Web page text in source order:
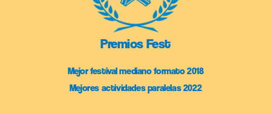
Premios Fest
Mejor festival mediano formato 2018
Mejores actividades paralelas 2022